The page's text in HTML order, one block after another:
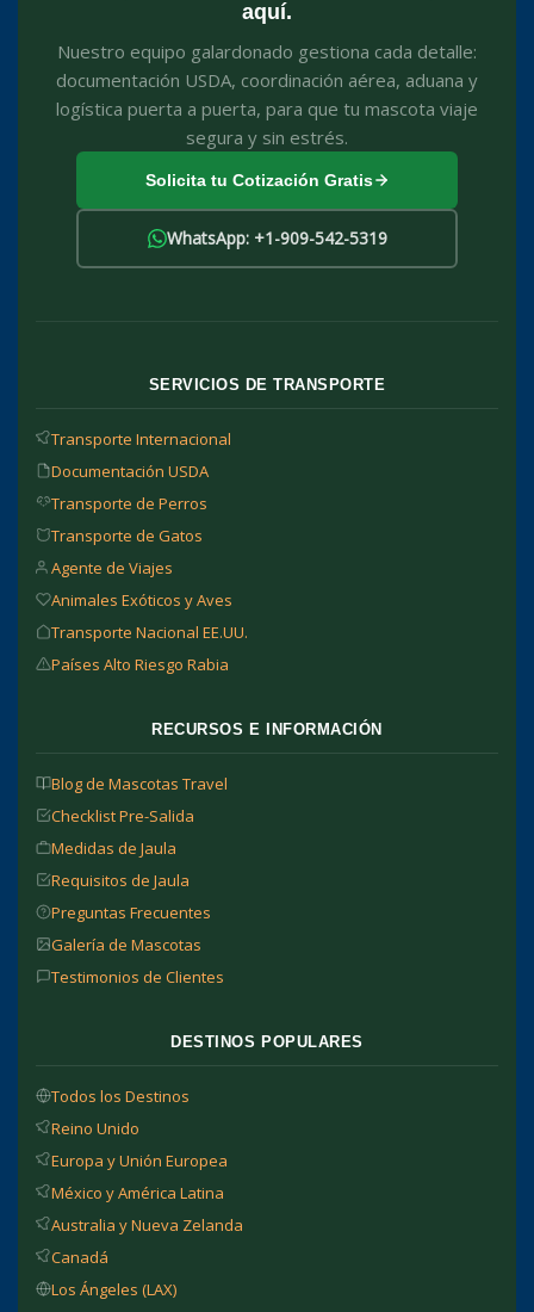
aquí.
Nuestro equipo galardonado gestiona cada detalle:
documentación USDA, coordinación aérea, aduana y
logística puerta a puerta, para que tu mascota viaje
segura y sin estrés.
Solicita tu Cotización Gratis
WhatsApp: +1-909-542-5319
SERVICIOS DE TRANSPORTE
Transporte Internacional
Documentación USDA
Transporte de Perros
Transporte de Gatos
Agente de Viajes
Animales Exóticos y Aves
Transporte Nacional EE.UU.
Países Alto Riesgo Rabia
RECURSOS E INFORMACIÓN
Blog de Mascotas Travel
Checklist Pre-Salida
Medidas de Jaula
Requisitos de Jaula
Preguntas Frecuentes
Galería de Mascotas
Testimonios de Clientes
DESTINOS POPULARES
Todos los Destinos
Reino Unido
Europa y Unión Europea
México y América Latina
Australia y Nueva Zelanda
Canadá
Los Ángeles (LAX)